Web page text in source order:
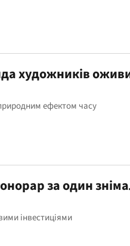
художників
ефектом часу
за один
інвестиціями